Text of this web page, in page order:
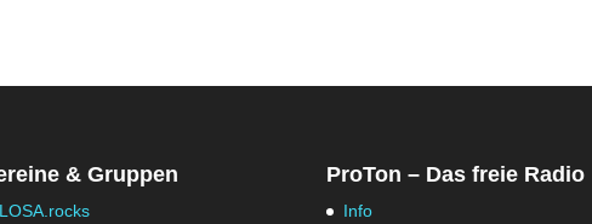
& Gruppen
LOSA.rocks
ProTon – Das freie Radio
Info